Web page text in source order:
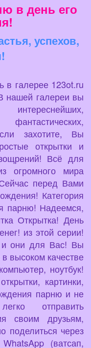
в день его
успехов,
в галерее 123ot.ru
нашей галереи вы
захотите, Вы
открытки и
Всё для
огромного мира
перед Вами
Категория
парню! Надеемся,
Открытка! День
из этой серии!
и они для Вас! Вы
высоком качестве
ноутбук!
картинки,
парню и не
отправить
своим друзьям,
поделиться через
(ватсап,